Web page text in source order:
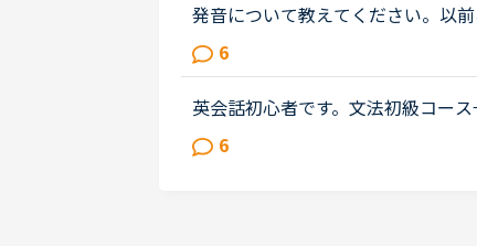
発音について教えてください。以
しました。その際、Sサウンドと
理解しました。（聞き分けはできま
6
英会話初心者です。文法初級コー
分まで）→文法初級コースを終え
る必要はないから、スピーキングコ
6